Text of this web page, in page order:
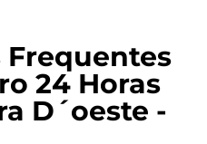
Frequentes
24 Horas
D´oeste -